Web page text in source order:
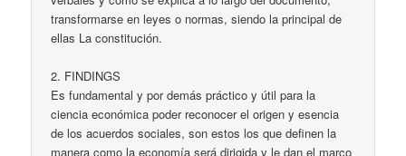
transformarse en leyes o normas, siendo la principal de
ellas La constitución.
2. FINDINGS
Es fundamental y por demás práctico y útil para la
ciencia económica poder reconocer el origen y esencia
de los acuerdos sociales, son estos los que definen la
manera como la economía será dirigida y le dan el marco